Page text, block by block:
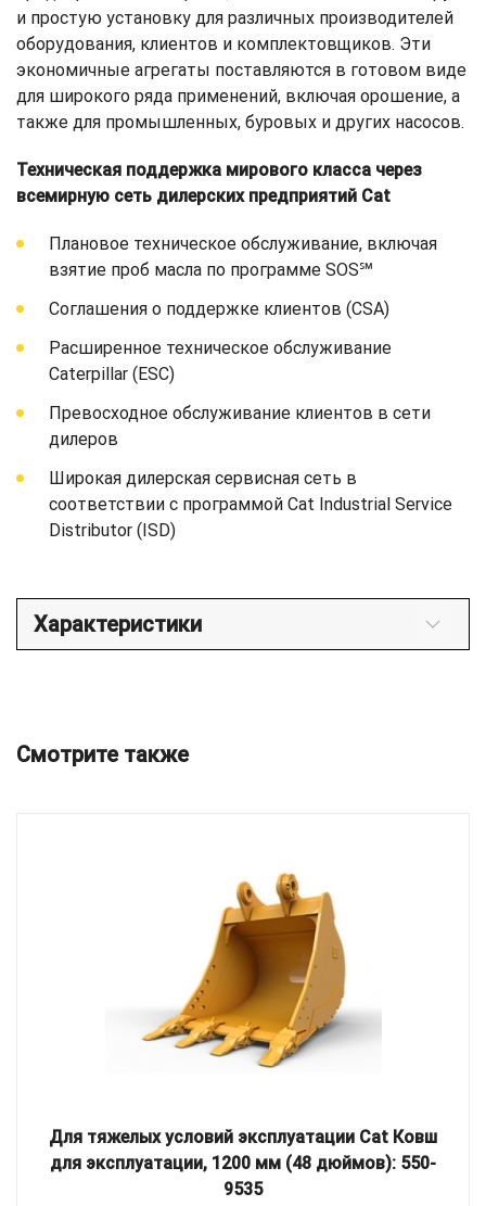
и простую установку для различных производителей
оборудования, клиентов и комплектовщиков. Эти
экономичные агрегаты поставляются в готовом виде
для широкого ряда применений, включая орошение, а
также для промышленных, буровых и других насосов.
Техническая поддержка мирового класса через
всемирную сеть дилерских предприятий Cat
Плановое техническое обслуживание, включая
взятие проб масла по программе SOS℠
Соглашения о поддержке клиентов (CSA)
Расширенное техническое обслуживание
Caterpillar (ESC)
Превосходное обслуживание клиентов в сети
дилеров
Широкая дилерская сервисная сеть в
соответствии с программой Cat Industrial Service
Distributor (ISD)
Характеристики
Смотрите также
Для тяжелых условий эксплуатации Cat Ковш
для эксплуатации, 1200 мм (48 дюймов): 550-
9535